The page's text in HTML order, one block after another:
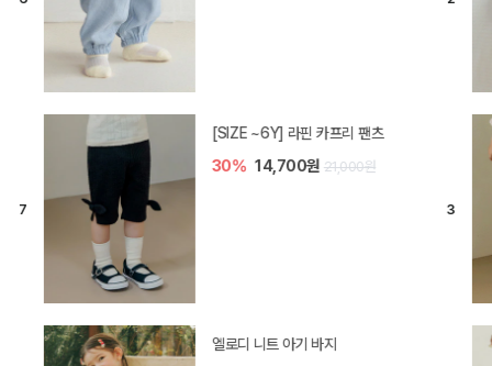
[SIZE ~6Y] 라핀 카프리 팬츠
30% 14,700원 21,000원
엘로디 니트 아기 바지